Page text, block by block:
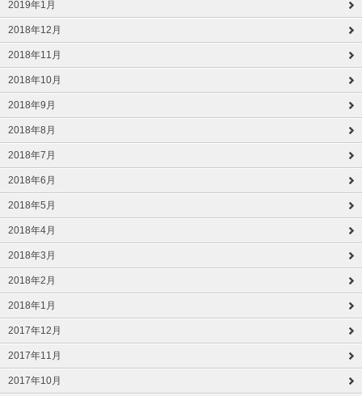
2019年1月
2018年12月
2018年11月
2018年10月
2018年9月
2018年8月
2018年7月
2018年6月
2018年5月
2018年4月
2018年3月
2018年2月
2018年1月
2017年12月
2017年11月
2017年10月